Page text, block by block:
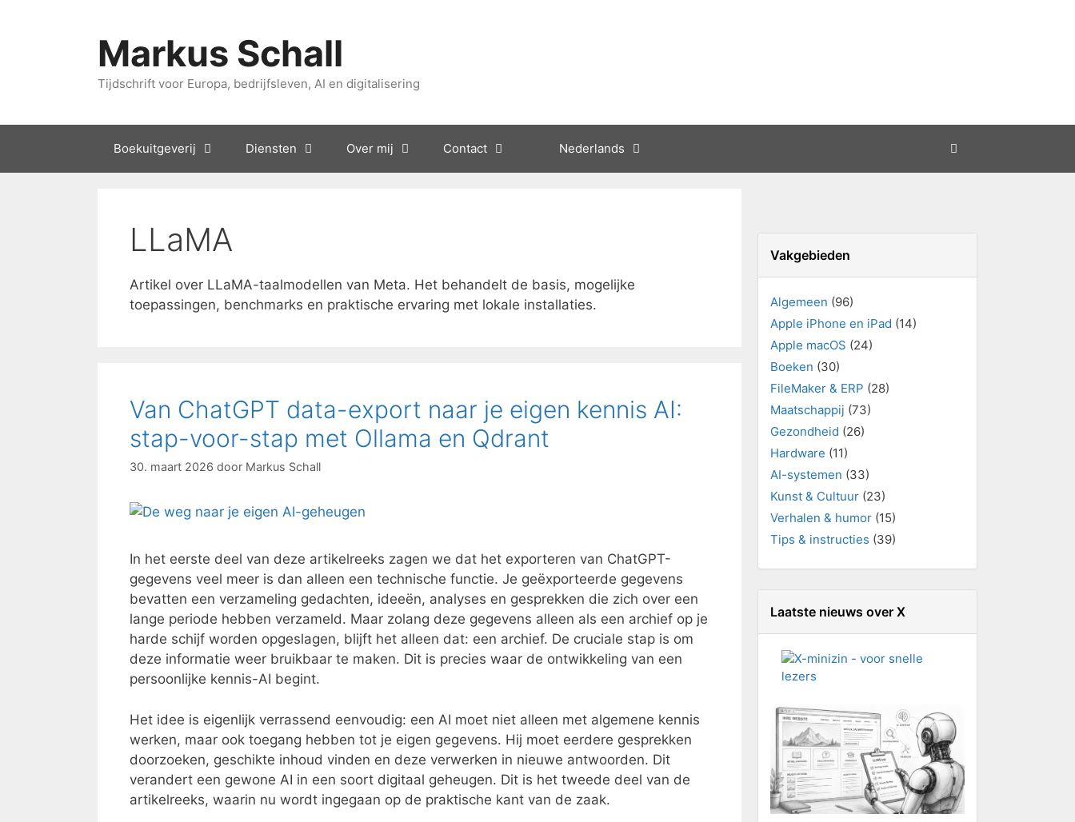
Markus Schall
Tijdschrift voor Europa, bedrijfsleven, AI en digitalisering
Boekuitgeverij Diensten Over mij Contact Nederlands
LLaMA
Artikel over LLaMA-taalmodellen van Meta. Het behandelt de basis, mogelijke
toepassingen, benchmarks en praktische ervaring met lokale installaties.
Van ChatGPT data-export naar je eigen kennis AI:
stap-voor-stap met Ollama en Qdrant
30. maart 2026 door Markus Schall
In het eerste deel van deze artikelreeks zagen we dat het exporteren van ChatGPT-
gegevens veel meer is dan alleen een technische functie. Je geëxporteerde gegevens
bevatten een verzameling gedachten, ideeën, analyses en gesprekken die zich over een
lange periode hebben verzameld. Maar zolang deze gegevens alleen als een archief op je
harde schijf worden opgeslagen, blijft het alleen dat: een archief. De cruciale stap is om
deze informatie weer bruikbaar te maken. Dit is precies waar de ontwikkeling van een
persoonlijke kennis-AI begint.
Het idee is eigenlijk verrassend eenvoudig: een AI moet niet alleen met algemene kennis
werken, maar ook toegang hebben tot je eigen gegevens. Hij moet eerdere gesprekken
doorzoeken, geschikte inhoud vinden en deze verwerken in nieuwe antwoorden. Dit
verandert een gewone AI in een soort digitaal geheugen. Dit is het tweede deel van de
artikelreeks, waarin nu wordt ingegaan op de praktische kant van de zaak.
Vakgebieden
Algemeen (96)
Apple iPhone en iPad (14)
Apple macOS (24)
Boeken (30)
FileMaker & ERP (28)
Maatschappij (73)
Gezondheid (26)
Hardware (11)
AI-systemen (33)
Kunst & Cultuur (23)
Verhalen & humor (15)
Tips & instructies (39)
Laatste nieuws over X